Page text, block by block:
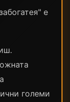
е
големи